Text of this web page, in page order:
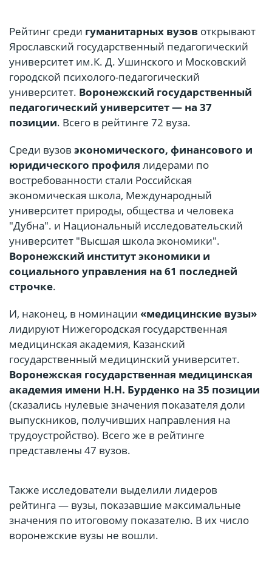
Рейтинг среди гуманитарных вузов открывают
Ярославский государственный педагогический
университет им.К. Д. Ушинского и Московский
городской психолого-педагогический
университет. Воронежский государственный
педагогический университет — на 37
позиции. Всего в рейтинге 72 вуза.
Среди вузов экономического, финансового и
юридического профиля лидерами по
востребованности стали Российская
экономическая школа, Международный
университет природы, общества и человека
"Дубна". и Национальный исследовательский
университет "Высшая школа экономики".
Воронежский институт экономики и
социального управления на 61 последней
строчке.
И, наконец, в номинации «медицинские вузы»
лидируют Нижегородская государственная
медицинская академия, Казанский
государственный медицинский университет.
Воронежская государственная медицинская
академия имени Н.Н. Бурденко на 35 позиции
(сказались нулевые значения показателя доли
выпускников, получивших направления на
трудоустройство). Всего же в рейтинге
представлены 47 вузов.
Также исследователи выделили лидеров
рейтинга — вузы, показавшие максимальные
значения по итоговому показателю. В их число
воронежские вузы не вошли.